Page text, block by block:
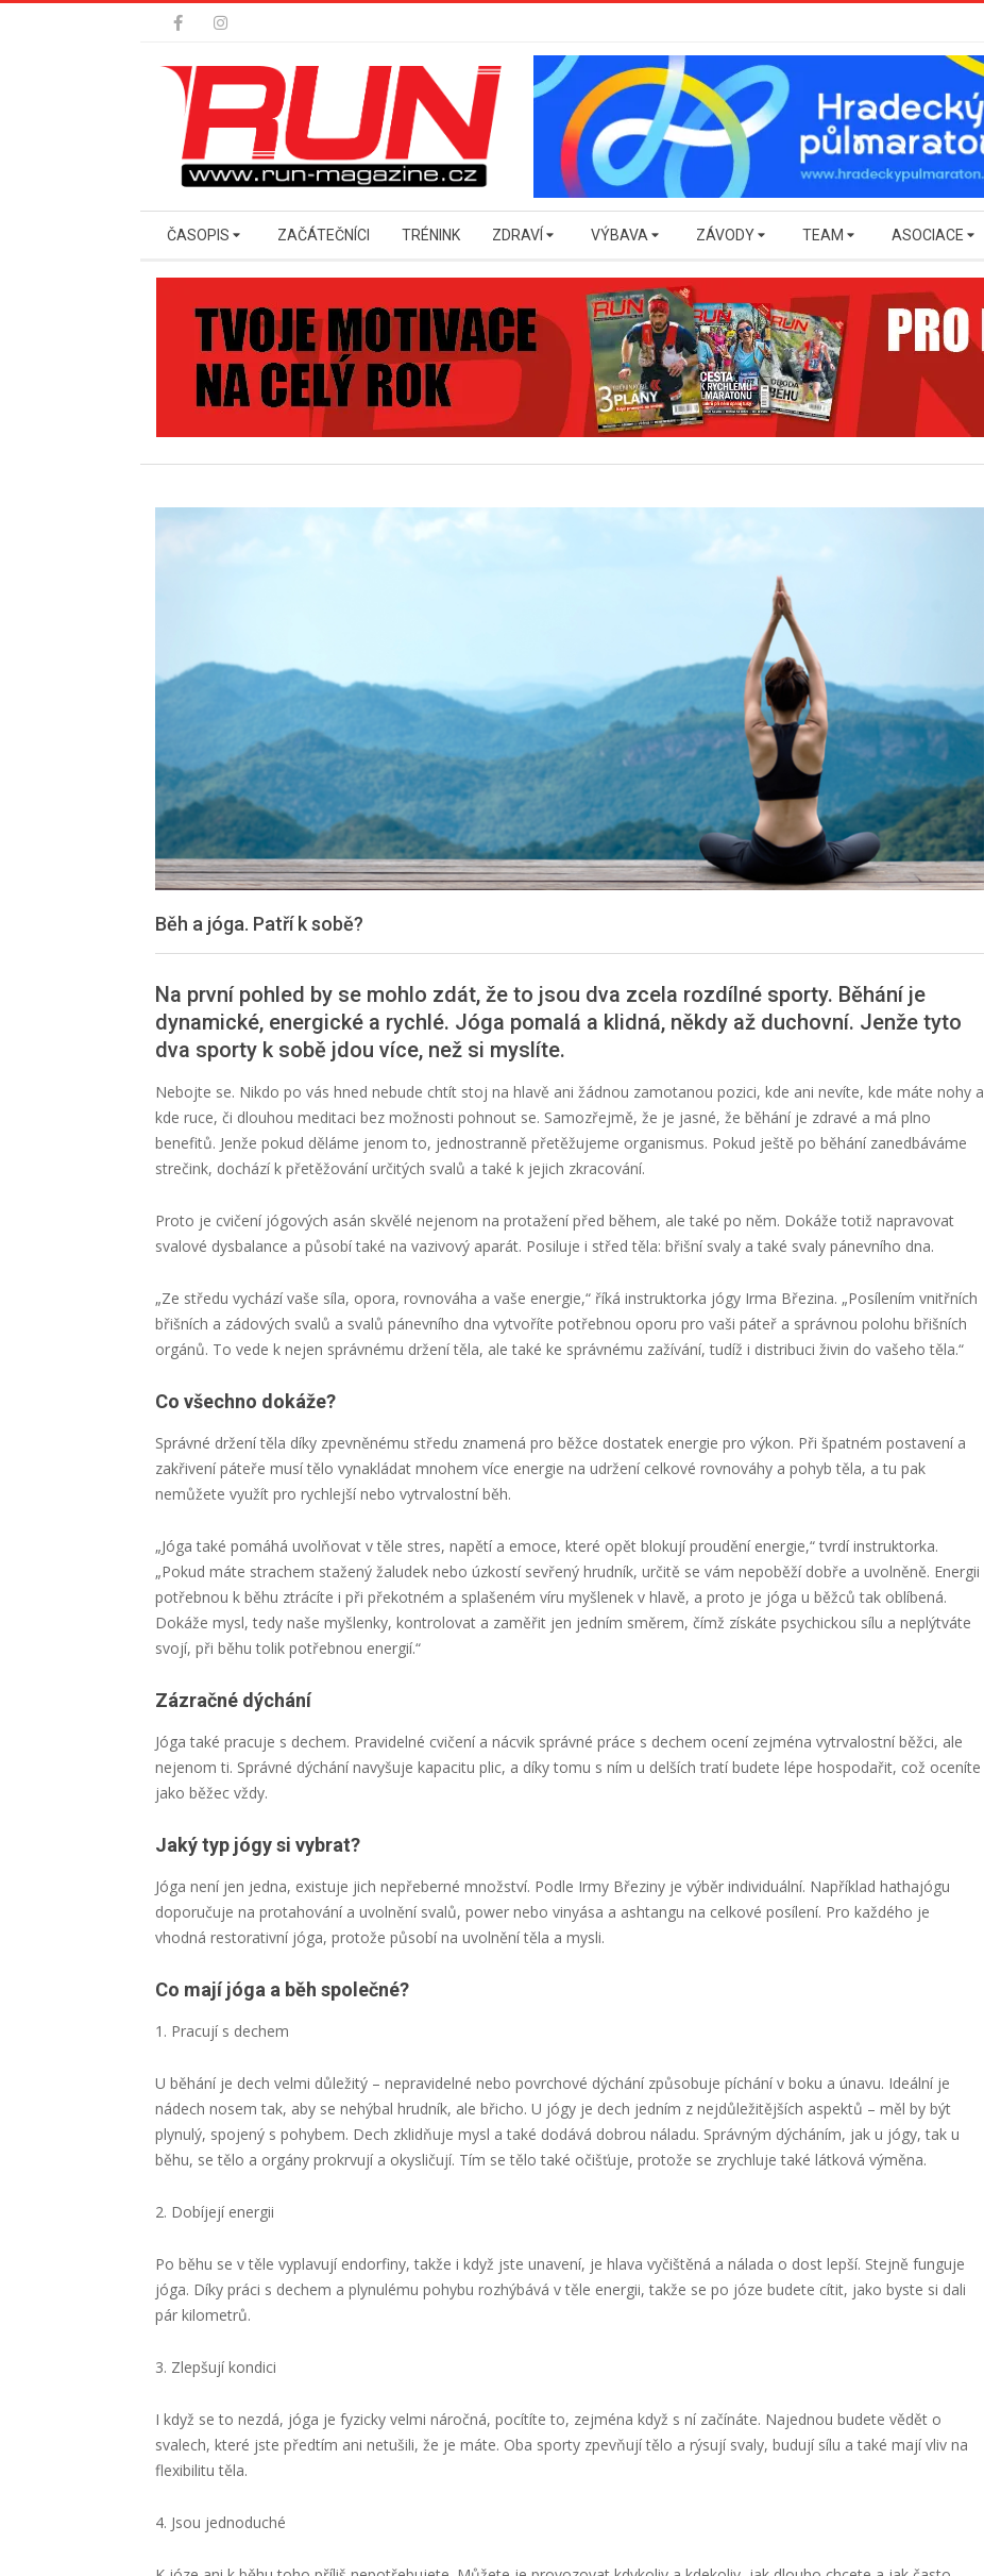
Secondary
Menu
ČASOPIS ZAČÁTEČNÍCI TRÉNINK ZDRAVÍ VÝBAVA ZÁVODY TEAM ASOCIACE
Běh a jóga. Patří k sobě?
Na první pohled by se mohlo zdát, že to jsou dva zcela rozdílné sporty. Běhání je
dynamické, energické a rychlé. Jóga pomalá a klidná, někdy až duchovní. Jenže tyto
dva sporty k sobě jdou více, než si myslíte.
Nebojte se. Nikdo po vás hned nebude chtít stoj na hlavě ani žádnou zamotanou pozici, kde ani nevíte, kde máte nohy a
kde ruce, či dlouhou meditaci bez možnosti pohnout se. Samozřejmě, že je jasné, že běhání je zdravé a má plno
benefitů. Jenže pokud děláme jenom to, jednostranně přetěžujeme organismus. Pokud ještě po běhání zanedbáváme
strečink, dochází k přetěžování určitých svalů a také k jejich zkracování.
Proto je cvičení jógových asán skvělé nejenom na protažení před během, ale také po něm. Dokáže totiž napravovat
svalové dysbalance a působí také na vazivový aparát. Posiluje i střed těla: břišní svaly a také svaly pánevního dna.
„Ze středu vychází vaše síla, opora, rovnováha a vaše energie,“ říká instruktorka jógy Irma Březina. „Posílením vnitřních
břišních a zádových svalů a svalů pánevního dna vytvoříte potřebnou oporu pro vaši páteř a správnou polohu břišních
orgánů. To vede k nejen správnému držení těla, ale také ke správnému zažívání, tudíž i distribuci živin do vašeho těla.“
Co všechno dokáže?
Správné držení těla díky zpevněnému středu znamená pro běžce dostatek energie pro výkon. Při špatném postavení a
zakřivení páteře musí tělo vynakládat mnohem více energie na udržení celkové rovnováhy a pohyb těla, a tu pak
nemůžete využít pro rychlejší nebo vytrvalostní běh.
„Jóga také pomáhá uvolňovat v těle stres, napětí a emoce, které opět blokují proudění energie,“ tvrdí instruktorka.
„Pokud máte strachem stažený žaludek nebo úzkostí sevřený hrudník, určitě se vám nepoběží dobře a uvolněně. Energii
potřebnou k běhu ztrácíte i při překotném a splašeném víru myšlenek v hlavě, a proto je jóga u běžců tak oblíbená.
Dokáže mysl, tedy naše myšlenky, kontrolovat a zaměřit jen jedním směrem, čímž získáte psychickou sílu a neplýtváte
svojí, při běhu tolik potřebnou energií.“
Zázračné dýchání
Jóga také pracuje s dechem. Pravidelné cvičení a nácvik správné práce s dechem ocení zejména vytrvalostní běžci, ale
nejenom ti. Správné dýchání navyšuje kapacitu plic, a díky tomu s ním u delších tratí budete lépe hospodařit, což oceníte
jako běžec vždy.
Jaký typ jógy si vybrat?
Jóga není jen jedna, existuje jich nepřeberné množství. Podle Irmy Březiny je výběr individuální. Například hathajógu
doporučuje na protahování a uvolnění svalů, power nebo vinyása a ashtangu na celkové posílení. Pro každého je
vhodná restorativní jóga, protože působí na uvolnění těla a mysli.
Co mají jóga a běh společné?
1. Pracují s dechem
U běhání je dech velmi důležitý – nepravidelné nebo povrchové dýchání způsobuje píchání v boku a únavu. Ideální je
nádech nosem tak, aby se nehýbal hrudník, ale břicho. U jógy je dech jedním z nejdůležitějších aspektů – měl by být
plynulý, spojený s pohybem. Dech zklidňuje mysl a také dodává dobrou náladu. Správným dýcháním, jak u jógy, tak u
běhu, se tělo a orgány prokrvují a okysličují. Tím se tělo také očišťuje, protože se zrychluje také látková výměna.
2. Dobíjejí energii
Po běhu se v těle vyplavují endorfiny, takže i když jste unavení, je hlava vyčištěná a nálada o dost lepší. Stejně funguje
jóga. Díky práci s dechem a plynulému pohybu rozhýbává v těle energii, takže se po józe budete cítit, jako byste si dali
pár kilometrů.
3. Zlepšují kondici
I když se to nezdá, jóga je fyzicky velmi náročná, pocítíte to, zejména když s ní začínáte. Najednou budete vědět o
svalech, které jste předtím ani netušili, že je máte. Oba sporty zpevňují tělo a rýsují svaly, budují sílu a také mají vliv na
flexibilitu těla.
4. Jsou jednoduché